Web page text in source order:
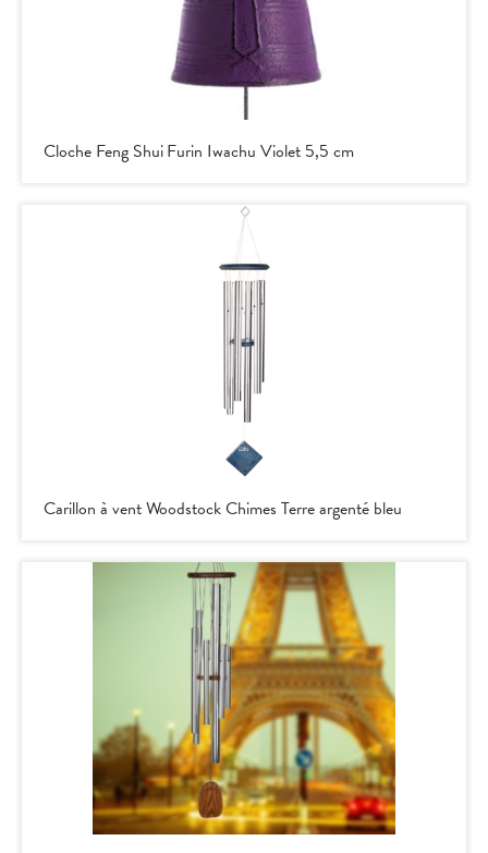
Cloche Feng Shui Furin Iwachu Violet 5,5 cm
Carillon à vent Woodstock Chimes Terre argenté bleu